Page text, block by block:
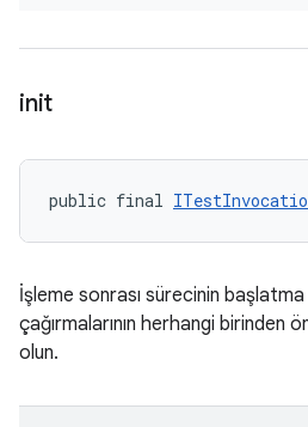
init
public final
İşleme sonrası sürecinin başlatma
çağırmalarının herhangi birinden
olun.